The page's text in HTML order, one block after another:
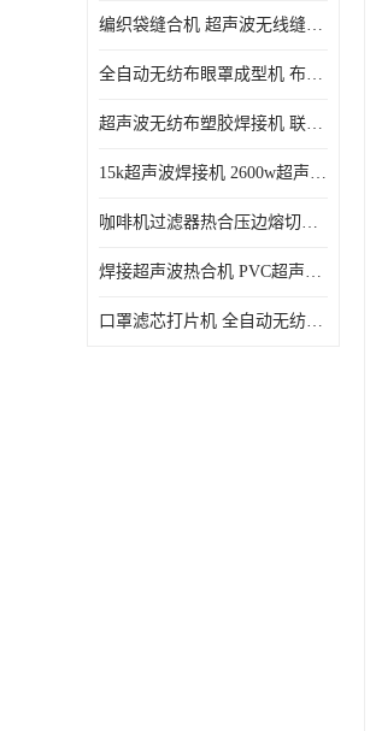
编织袋缝合机 超声波无线缝合机 厂家现货供应
全自动无纺布眼罩成型机 布料海绵眼罩热合切边机
超声波无纺布塑胶焊接机 联宇制造
15k超声波焊接机 2600w超声波焊接机 联宇制造
咖啡机过滤器热合压边熔切机 超声波无纺布喷胶棉热合机
焊接超声波热合机 PVC超声波焊接机 无纺布超声波设备
口罩滤芯打片机 全自动无纺布压花压标设备 多层料复合机